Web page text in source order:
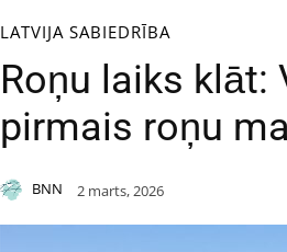
LATVIJA SABIEDRĪBA
Roņu laiks
pirmais roņu
BNN 2 marts, 2026